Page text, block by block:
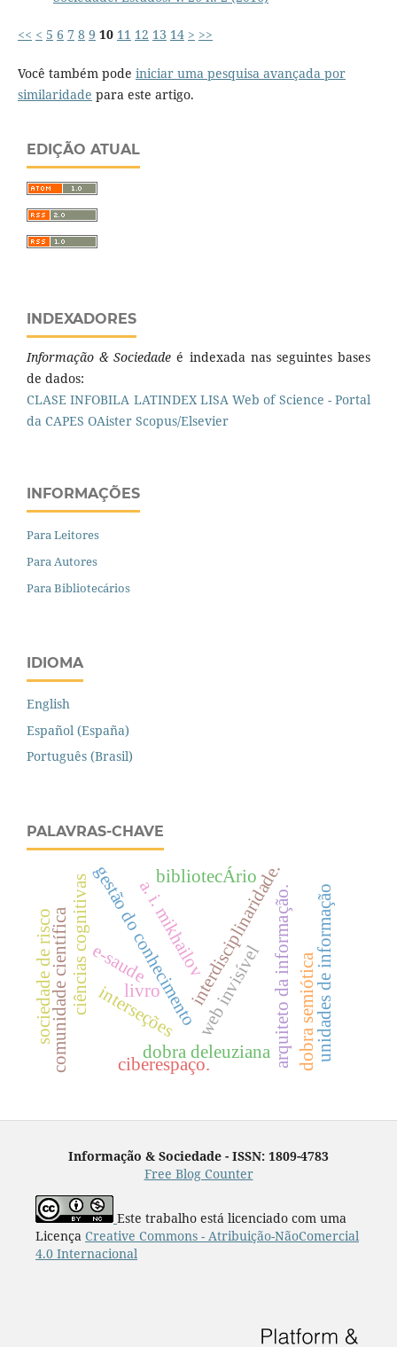
<< < 5 6 7 8 9 10 11 12 13 14 > >>
Você também pode iniciar uma pesquisa avançada por
similaridade para este artigo.
EDIÇÃO ATUAL
INDEXADORES
Informação & Sociedadeé indexada nas seguintes bases
de dados:
CLASE INFOBILA LATINDEX LISA Web of Science - Portal
da CAPES OAister Scopus/Elsevier
INFORMAÇÕES
Para Leitores
Para Autores
Para Bibliotecários
IDIOMA
English
Español (España)
Português (Brasil)
PALAVRAS-CHAVE
gestão do conhecimentointerdisciplinaridade.
arquiteto da informação.
interseções
ciências cognitivas a. i. mikhailov
dobra deleuziana
livro
bibliotecÁrio
comunidade científica web invisível dobra semiótica
e-saude
sociedade de risco
ciberespaço.
unidades de informação
Informação & Sociedade - ISSN: 1809-4783
Free Blog Counter
Este trabalho está licenciado com uma
Licença Creative Commons - Atribuição-NãoComercial
4.0 Internacional